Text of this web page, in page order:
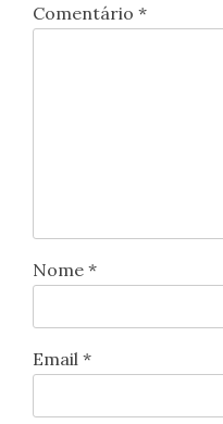
Comentário *
Nome *
Email *